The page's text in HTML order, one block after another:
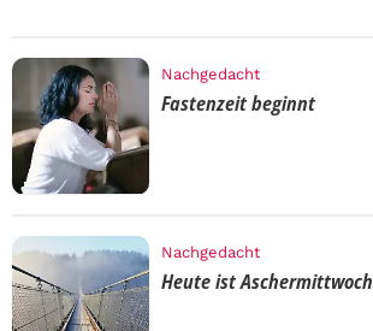
Nachgedacht
Fastenzeit beginnt
Nachgedacht
Heute ist Aschermittwoch